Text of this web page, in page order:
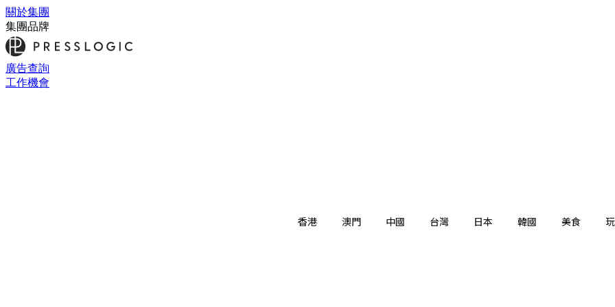
關於集團
集團品牌
廣告查詢
工作機會
香港 澳門 中國 台灣 日本 韓國 美食